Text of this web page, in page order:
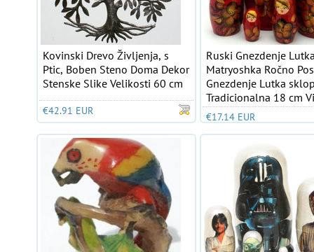
Kovinski Drevo Življenja, s
Ptic, Boben Steno Doma Dekor
Stenske Slike Velikosti 60 cm
€42.91 EUR
Ruski Gnezdenje
Matryoshka Ročno
Gnezdenje Lutka
Tradicionalna 18 cm
€17.14 EUR